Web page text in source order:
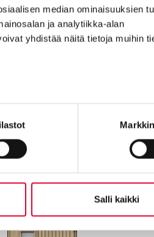
median ominaisuuksien
ja analytiikka-alan
yhdistää näitä tietoja muihin
Salli kaikki